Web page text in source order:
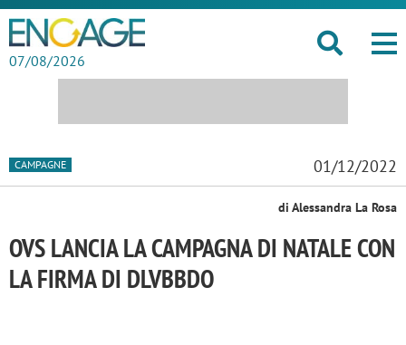
07/08/2026
CAMPAGNE 01/12/2022
di Alessandra La Rosa
OVS LANCIA LA CAMPAGNA DI NATALE CON
LA FIRMA DI DLVBBDO